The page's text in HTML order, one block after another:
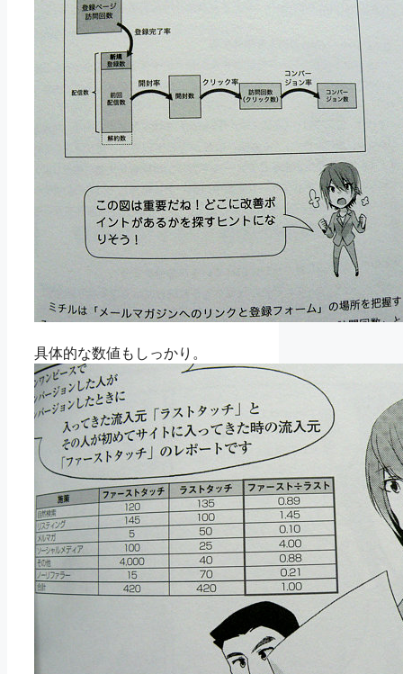
具体的な数値もしっかり。